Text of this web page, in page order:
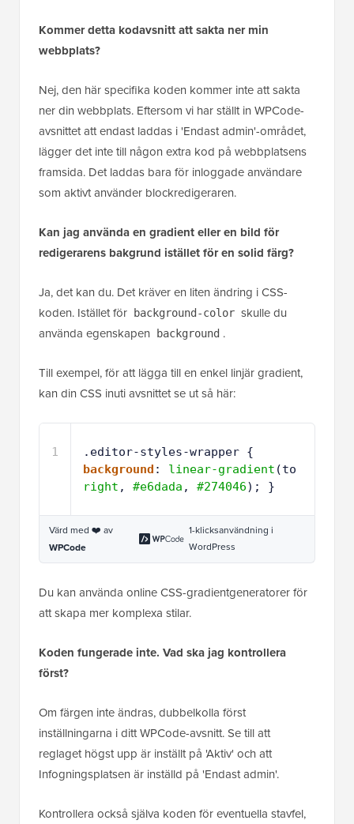
Kommer detta kodavsnitt att sakta ner min
webbplats?
Nej, den här specifika koden kommer inte att sakta
ner din webbplats. Eftersom vi har ställt in WPCode-
avsnittet att endast laddas i 'Endast admin'-området,
lägger det inte till någon extra kod på webbplatsens
framsida. Det laddas bara för inloggade användare
som aktivt använder blockredigeraren.
Kan jag använda en gradient eller en bild för
redigerarens bakgrund istället för en solid färg?
Ja, det kan du. Det kräver en liten ändring i CSS-
koden. Istället för background-color skulle du
använda egenskapen
background .
Till exempel, för att lägga till en enkel linjär gradient,
kan din CSS inuti avsnittet se ut så här:
1
background : linear-gradient
right , #e6dada , #274046); }
Värd med ❤️ av
WPCode
1-klicksanvändning i
WordPress
Du kan använda online CSS-gradientgeneratorer för
att skapa mer komplexa stilar.
Koden fungerade inte. Vad ska jag kontrollera
först?
Om färgen inte ändras, dubbelkolla först
inställningarna i ditt WPCode-avsnitt. Se till att
reglaget högst upp är inställt på 'Aktiv' och att
Infogningsplatsen är inställd på 'Endast admin'.
Kontrollera också själva koden för eventuella stavfel,